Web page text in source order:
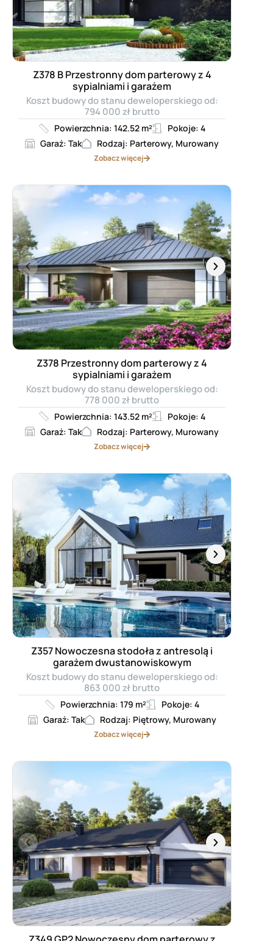
Z378 B Przestronny dom parterowy z 4
sypialniami i garażem
Koszt budowy do stanu deweloperskiego od:
794 000 zł brutto
Powierzchnia: 142.52 m²
Pokoje: 4
Garaż: Tak
Rodzaj: Parterowy, Murowany
Zobacz więcej
Z378 Przestronny dom parterowy z 4
sypialniami i garażem
Koszt budowy do stanu deweloperskiego od:
778 000 zł brutto
Powierzchnia: 143.52 m²
Pokoje: 4
Garaż: Tak
Rodzaj: Parterowy, Murowany
Zobacz więcej
Z357 Nowoczesna stodoła z antresolą i
garażem dwustanowiskowym
Koszt budowy do stanu deweloperskiego od:
863 000 zł brutto
Powierzchnia: 179 m²
Pokoje: 4
Garaż: Tak
Rodzaj: Piętrowy, Murowany
Zobacz więcej